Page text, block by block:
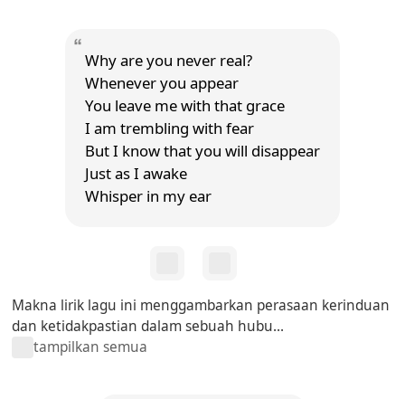
Why are you never real?
Whenever you appear
You leave me with that grace
I am trembling with fear
But I know that you will disappear
Just as I awake
Whisper in my ear
Makna lirik lagu ini menggambarkan perasaan kerinduan
dan ketidakpastian dalam sebuah hubu...
tampilkan semua